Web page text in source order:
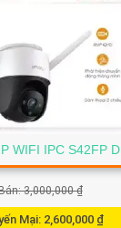
WIFI IPC S42FP D
3,000,000 ₫
Mại: 2,600,000 ₫